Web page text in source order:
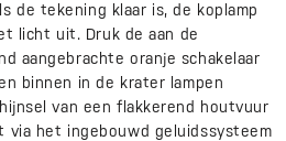
de tekening klaar is, de koplamp
licht uit. Druk de aan de
aangebrachte oranje schakelaar
binnen in de krater lampen
van een flakkerend houtvuur
via het ingebouwd geluidssysteem